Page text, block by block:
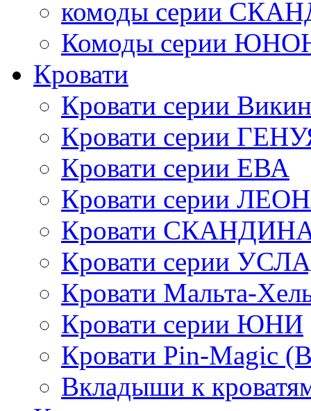
комоды серии
Комоды серии
Кровати
Кровати серии
Кровати серии
Кровати серии ЕВА
Кровати серии
Кровати
Кровати серии
Кровати Мальта-
Кровати серии ЮНИ
Кровати Pin-Magic
Вкладыши к